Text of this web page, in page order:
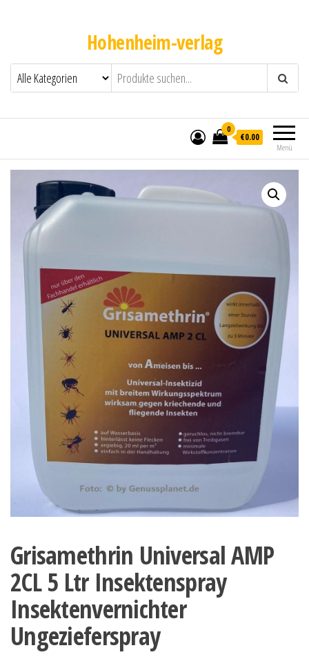
Hohenheim-verlag
Menü
0
€0.00
Grisamethrin Universal AMP
2CL 5 Ltr Insektenspray
Insektenvernichter
Ungezieferspray